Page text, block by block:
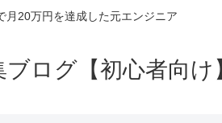
月20万円を達成した元エンジニア
ログ【初心者向け